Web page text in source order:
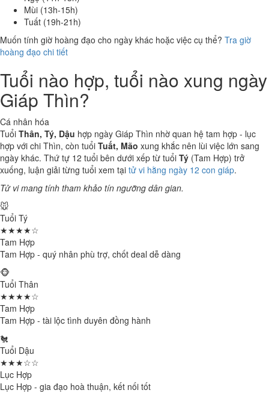
Mùi (13h-15h)
Tuất (19h-21h)
Muốn tính giờ hoàng đạo cho ngày khác hoặc việc cụ thể? Tra giờ
hoàng đạo chi tiết
Tuổi nào hợp, tuổi nào xung ngày
Giáp Thìn?
Cá nhân hóa
Tuổi Thân, Tý, Dậu hợp ngày Giáp Thìn nhờ quan hệ tam hợp - lục
hợp với chi Thìn, còn tuổi Tuất, Mão xung khắc nên lùi việc lớn sang
ngày khác. Thứ tự 12 tuổi bên dưới xếp từ tuổi Tý (Tam Hợp) trở
xuống, luận giải từng tuổi xem tại tử vi hằng ngày 12 con giáp.
Tử vi mang tính tham khảo tín ngưỡng dân gian.
🐭
Tuổi Tý
★★★★☆
Tam Hợp
Tam Hợp - quý nhân phù trợ, chốt deal dễ dàng
🐵
Tuổi Thân
★★★★☆
Tam Hợp
Tam Hợp - tài lộc tình duyên đồng hành
🐔
Tuổi Dậu
★★★☆☆
Lục Hợp
Lục Hợp - gia đạo hoà thuận, kết nối tốt